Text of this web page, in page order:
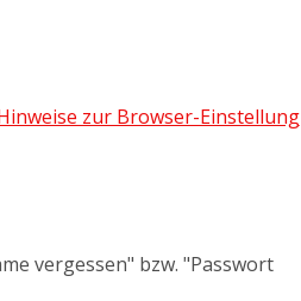
zur Browser-Einstellung
vergessen" bzw. "Passwort